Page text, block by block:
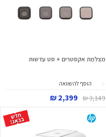
מצלמת אקסטרים + סט עדשות
הוסף להשוואה
3,149 ₪
2,399 ₪